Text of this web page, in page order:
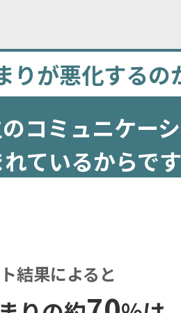
が悪化するの
コミュニケー
ているからです
結果によると